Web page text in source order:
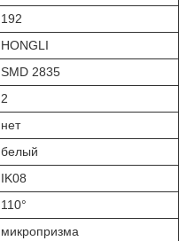
192
HONGLI
SMD 2835
2
нет
белый
IK08
110°
микропризма